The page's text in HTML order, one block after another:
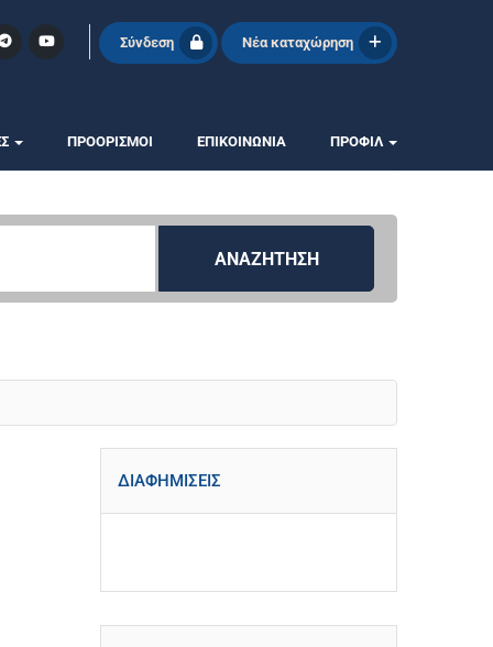
Σύνδεση Νέα καταχώρηση
ΠΡΟΟΡΙΣΜΟΙ ΕΠΙΚΟΙΝΩΝΊΑ ΠΡΟΦΊΛ
ΑΝΑΖΗΤΗΣΗ
ΔΙΑΦΗΜΊΣΕΙΣ